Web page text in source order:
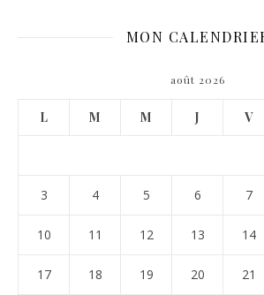
MON
août 2026
L M M J V
3 4 5 6 7
10 11 12 13 14
17 18 19 20 21